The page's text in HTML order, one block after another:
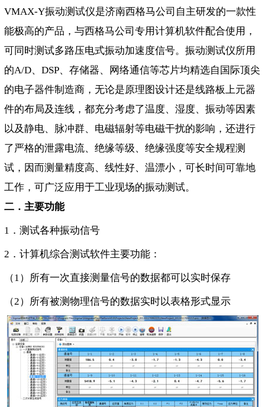
VMAX-Y振动测试仪是济南西格马公司自主研发的一款性
能极高的产品，与西格马公司专用计算机软件配合使用，
可同时测试多路压电式振动加速度信号。振动测试仪所用
的A/D、DSP、存储器、网络通信等芯片均精选自国际顶尖
的电子器件制造商，无论是原理图设计还是线路板上元器
件的布局及连线，都充分考虑了温度、湿度、振动等因素
以及静电、脉冲群、电磁辐射等电磁干扰的影响，还进行
了严格的泄露电流、绝缘等级、绝缘强度等安全规程测
试，因而测量精度高、线性好、温漂小，可长时间可靠地
工作，可广泛应用于工业现场的振动测试。
二．主要功能
1．测试各种振动信号
2．计算机综合测试软件主要功能：
（1）所有一次直接测量信号的数据都可以实时保存
（2）所有被测物理信号的数据实时以表格形式显示